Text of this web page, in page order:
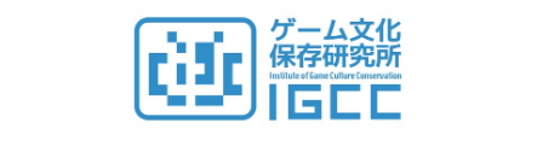
プライバシーポリシー
ライター紹介